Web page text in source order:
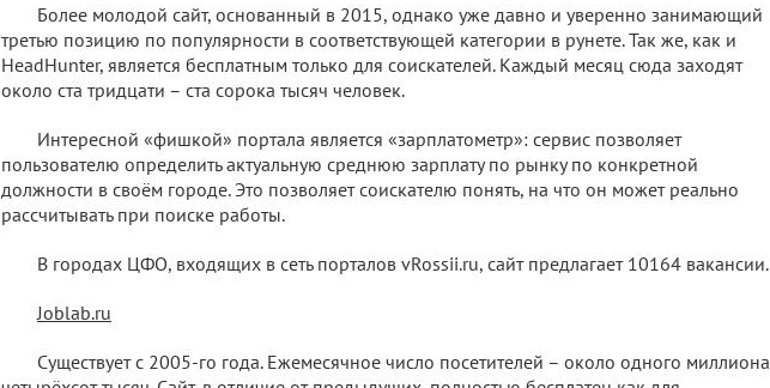
Более молодой сайт, основанный в 2015, однако уже давно и уверенно занимающий
третью позицию по популярности в соответствующей категории в рунете. Так же, как и
HeadHunter, является бесплатным только для соискателей. Каждый месяц сюда заходят
около ста тридцати – ста сорока тысяч человек.
Интересной «фишкой» портала является «зарплатометр»: сервис позволяет
пользователю определить актуальную среднюю зарплату по рынку по конкретной
должности в своём городе. Это позволяет соискателю понять, на что он может реально
рассчитывать при поиске работы.
В городах ЦФО, входящих в сеть порталов vRossii.ru, сайт предлагает 10164 вакансии.
Joblab.ru
Существует с 2005-го года. Ежемесячное число посетителей – около одного миллиона